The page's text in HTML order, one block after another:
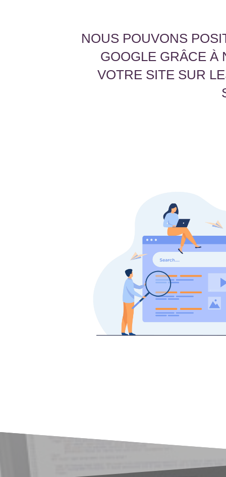
NOUS POUVONS
GOOGLE GRÂCE À
VOTRE SITE SUR